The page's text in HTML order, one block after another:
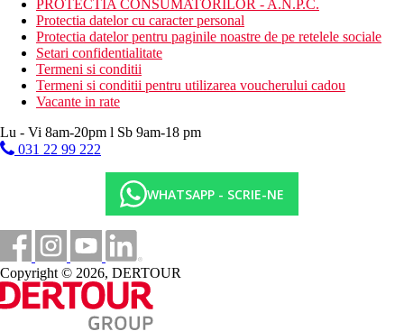
PROTECTIA CONSUMATORILOR - A.N.P.C.
Protectia datelor cu caracter personal
Protectia datelor pentru paginile noastre de pe retelele sociale
Setari confidentialitate
Termeni si conditii
Termeni si conditii pentru utilizarea voucherului cadou
Vacante in rate
Lu - Vi 8am-20pm l Sb 9am-18 pm
031 22 99 222
WHATSAPP - SCRIE-NE
Copyright © 2026, DERTOUR